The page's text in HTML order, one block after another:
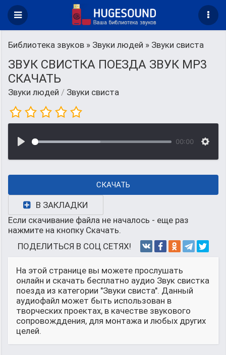
Библиотека звуков » Звуки людей » Звуки свиста
ЗВУК СВИСТКА ПОЕЗДА ЗВУК MP3
СКАЧАТЬ
Звуки людей / Звуки свиста
00:00
СКАЧАТЬ
В ЗАКЛАДКИ
Если скачивание файла не началось - еще раз
нажмите на кнопку Скачать.
ПОДЕЛИТЬСЯ В СОЦ СЕТЯХ!
На этой странице вы можете прослушать
онлайн и скачать бесплатно аудио Звук свистка
поезда из категории "Звуки свиста". Данный
аудиофайл может быть использован в
творческих проектах, в качестве звукового
сопровожддения, для монтажа и любых других
целей.